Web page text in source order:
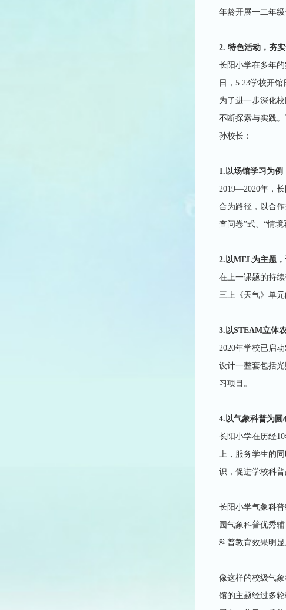
年龄开展一二年
2. 特色活动，夯
长阳小学在多年
日，5.23学校开
为了进一步深化
不断探索与实践
孙校长：
1.以场馆学习为
2019—2020年，
合为路径，以合
查问卷”式、“情
2.以MEL为主题
在上一课题的持
三上《天气》单
3.以STEAM立体
2020年学校已启
设计一整套包括
习项目。
4.以气象科普为圆
长阳小学在历经
上，服务学生的
识，促进学校科普
长阳小学气象科
园气象科普优秀
科普教育效果明显
像这样的校级气
馆的主题经过多